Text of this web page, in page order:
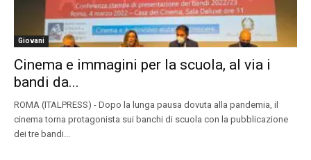
Giovani
Cinema e immagini per la scuola, al via i
bandi da...
ROMA (ITALPRESS) - Dopo la lunga pausa dovuta alla pandemia, il
cinema torna protagonista sui banchi di scuola con la pubblicazione
dei tre bandi...